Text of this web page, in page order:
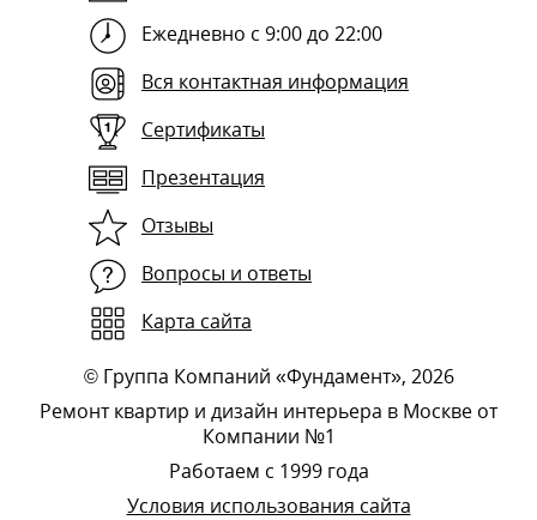
Ежедневно с 9:00 до 22:00
Вся контактная информация
Сертификаты
Презентация
Отзывы
Вопросы и ответы
Карта сайта
© Группа Компаний «Фундамент», 2026
Ремонт квартир и дизайн интерьера в Москве от
Компании №1
Работаем с 1999 года
Условия использования сайта